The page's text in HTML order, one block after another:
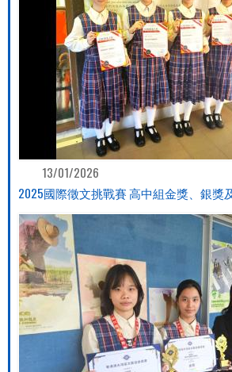
13/01/2026
2025國際徵文挑戰賽 高中組金獎、銀獎